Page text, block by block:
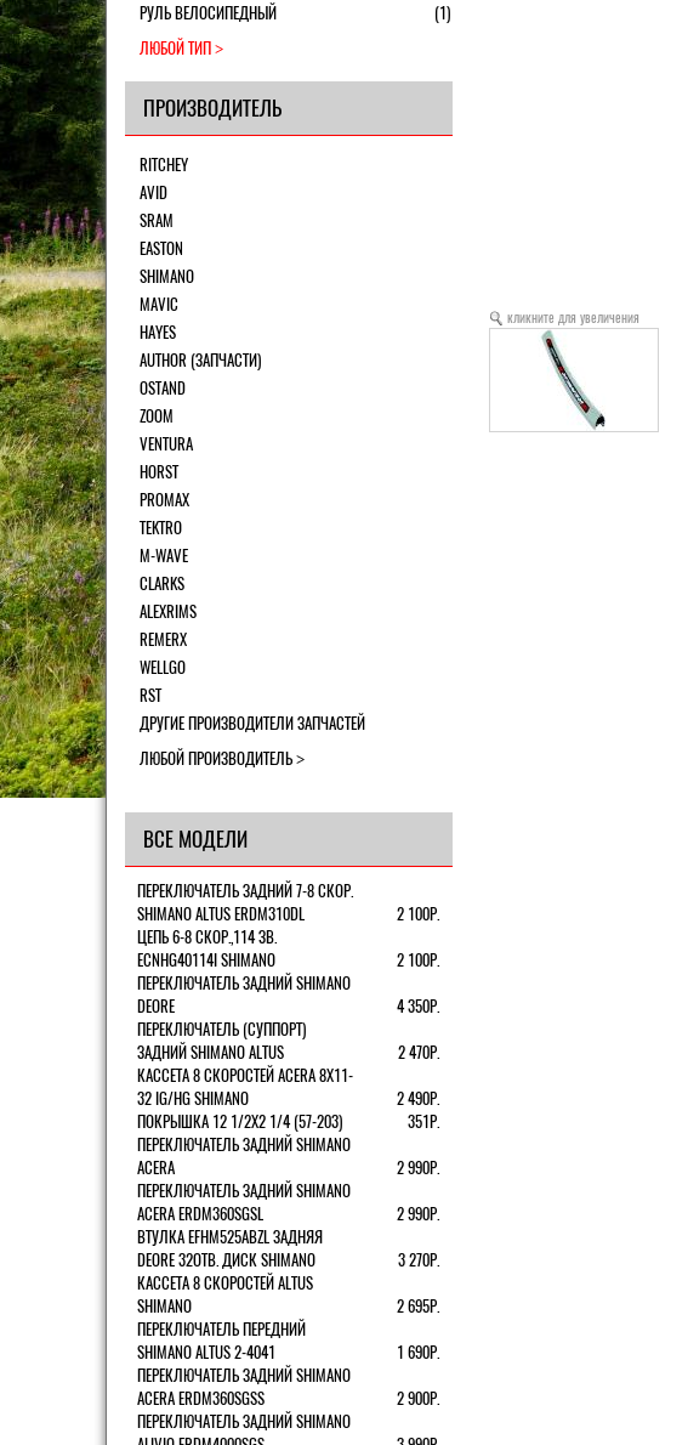
кликните для увеличения
РУЛЬ ВЕЛОСИПЕДНЫЙ
(1)
ЛЮБОЙ ТИП
ПРОИЗВОДИТЕЛЬ
RITCHEY
AVID
SRAM
EASTON
SHIMANO
MAVIC
HAYES
AUTHOR (ЗАПЧАСТИ)
OSTAND
ZOOM
VENTURA
HORST
PROMAX
TEKTRO
M-WAVE
CLARKS
ALEXRIMS
REMERX
WELLGO
RST
ДРУГИЕ ПРОИЗВОДИТЕЛИ ЗАПЧАСТЕЙ
ЛЮБОЙ ПРОИЗВОДИТЕЛЬ
ВСЕ МОДЕЛИ
ПЕРЕКЛЮЧАТЕЛЬ ЗАДНИЙ 7-8 СКОР.
SHIMANO ALTUS ERDM310DL
2 100Р.
ЦЕПЬ 6-8 СКОР.,114 ЗВ.
ECNHG40114I SHIMANO
2 100Р.
ПЕРЕКЛЮЧАТЕЛЬ ЗАДНИЙ SHIMANO
DEORE
4 350Р.
ПЕРЕКЛЮЧАТЕЛЬ (СУППОРТ)
ЗАДНИЙ SHIMANO ALTUS
2 470Р.
КАССЕТА 8 СКОРОСТЕЙ ACERA 8Х11-
32 IG/HG SHIMANO
2 490Р.
ПОКРЫШКА 12 1/2X2 1/4 (57-203)
351Р.
ПЕРЕКЛЮЧАТЕЛЬ ЗАДНИЙ SHIMANO
ACERA
2 990Р.
ПЕРЕКЛЮЧАТЕЛЬ ЗАДНИЙ SHIMANO
ACERA ERDM360SGSL
2 990Р.
ВТУЛКА EFHM525ABZL ЗАДНЯЯ
DEORE 32ОТВ. ДИСК SHIMANO
3 270Р.
КАССЕТА 8 СКОРОСТЕЙ ALTUS
SHIMANO
2 695Р.
ПЕРЕКЛЮЧАТЕЛЬ ПЕРЕДНИЙ
SHIMANO ALTUS 2-4041
1 690Р.
ПЕРЕКЛЮЧАТЕЛЬ ЗАДНИЙ SHIMANO
ACERA ERDM360SGSS
2 900Р.
ПЕРЕКЛЮЧАТЕЛЬ ЗАДНИЙ SHIMANO